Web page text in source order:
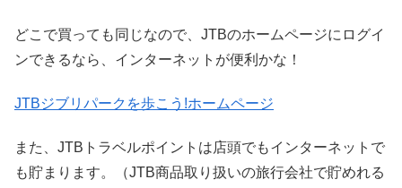
どこで買っても同じなので、JTBのホームページにログイ
ンできるなら、インターネットが便利かな！
JTBジブリパークを歩こう!ホームページ
また、JTBトラベルポイントは店頭でもインターネットで
も貯まります。（JTB商品取り扱いの旅行会社で貯めれる